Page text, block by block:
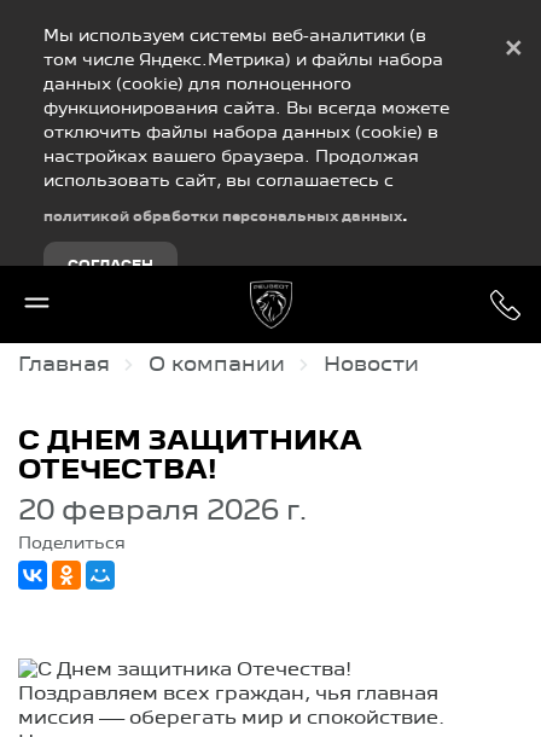
Мы используем системы веб-аналитики (в
том числе Яндекс.Метрика) и файлы набора
данных (cookie) для полноценного
функционирования сайта. Вы всегда можете
отключить файлы набора данных (cookie) в
настройках вашего браузера. Продолжая
использовать сайт, вы соглашаетесь с
политикой обработки персональных данных.
СОГЛАСЕН
×
Главная О компании Новости
С ДНЕМ ЗАЩИТНИКА
ОТЕЧЕСТВА!
20 февраля 2026 г.
Поделиться
Поздравляем всех граждан, чья главная
миссия — оберегать мир и спокойствие.